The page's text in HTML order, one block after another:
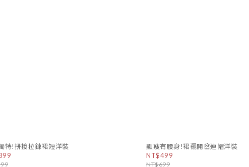
特!拼接拉鍊裙短洋裝
顯瘦有腰身!裙襬開岔連帽洋裝
NT$499
NT$699